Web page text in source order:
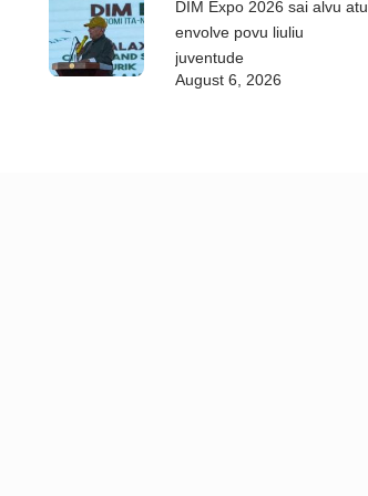
DIM Expo 2026 sai alvu atu
envolve povu liuliu
juventude
August 6, 2026